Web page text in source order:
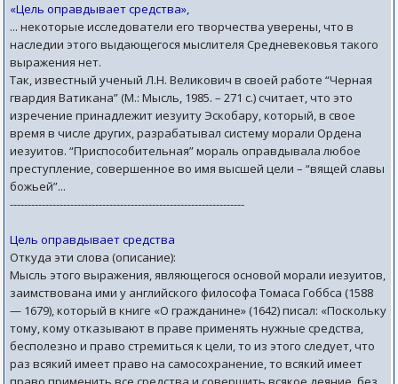
«Цель оправдывает средства»,
... некоторые исследователи его творчества уверены, что в
наследии этого выдающегося мыслителя Средневековья такого
выражения нет.
Так, известный ученый Л.Н. Великович в своей работе “Черная
гвардия Ватикана” (М.: Мысль, 1985. – 271 с.) считает, что это
изречение принадлежит иезуиту Эскобару, который, в свое
время в числе других, разрабатывал систему морали Ордена
иезуитов. “Приспособительная” мораль оправдывала любое
преступление, совершенное во имя высшей цели – “вящей славы
божьей”...
------------------------------------------------------------------
Цель оправдывает средства
Откуда эти слова (описание):
Мысль этого выражения, являющегося основой морали иезуитов,
заимствована ими у английского философа Томаса Гоббса (1588
— 1679), который в книге «О гражданине» (1642) писал: «Поскольку
тому, кому отказывают в праве применять нужные средства,
бесполезно и право стремиться к цели, то из этого следует, что
раз всякий имеет право на самосохранение, то всякий имеет